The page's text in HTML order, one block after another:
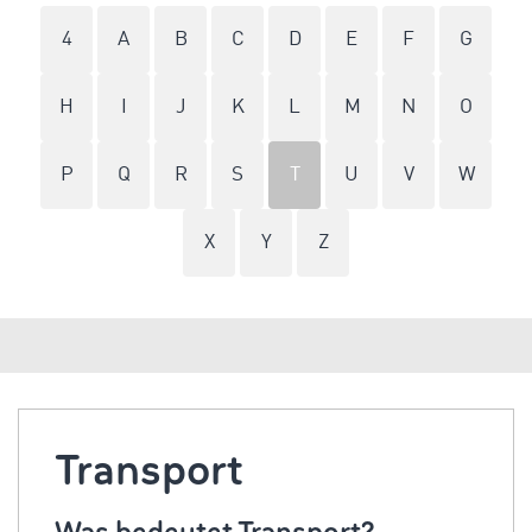
4 A B C D E F G
H J K L M N O
P Q R S U V W
X Y Z
Transport